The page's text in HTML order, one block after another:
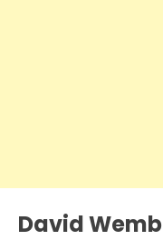
David